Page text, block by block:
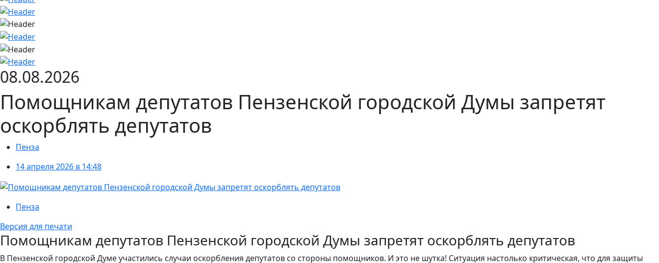
08.08.2026
Помощникам депутатов Пензенской городской Думы запретят
оскорблять депутатов
Пенза
14 апреля 2026 в 14:48
Пенза
Версия для печати
Помощникам депутатов Пензенской городской Думы запретят оскорблять депутатов
В Пензенской городской Думе участились случаи оскорбления депутатов со стороны помощников. И это не шутка! Ситуация настолько критическая, что для защиты